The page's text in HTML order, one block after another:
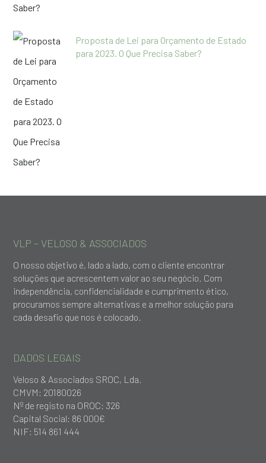
Proposta de Lei para Orçamento de Estado
para 2023. O Que Precisa Saber?
VLP – VELOSO & ASSOCIADOS
O nosso objetivo é, lado a lado, com o cliente encontrar
soluções que acrescentem valor ao seu negócio. Com
independência, confidencialidade e cumprimento ético,
procuramos sempre alternativas e a melhor solução para
cada desafio que nos é colocado.
DADOS LEGAIS
Veloso & Associados SROC, Lda.
CMVM: 20180026
Nº de registo na OROC: 326
Capital Social: 86 000€
NIF: 514 861 444